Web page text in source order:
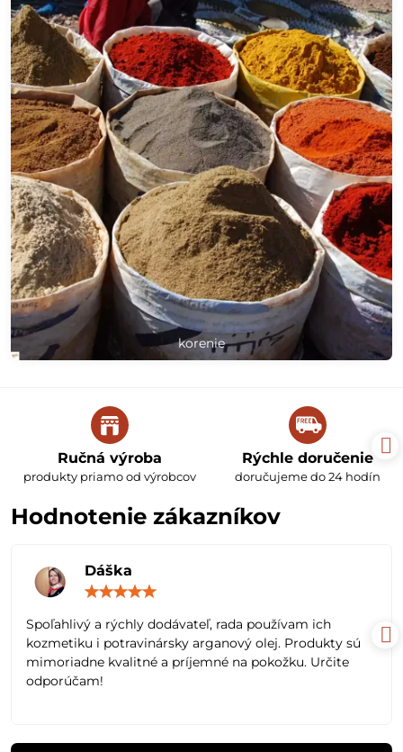
korenie
Ručná výroba
produkty priamo od výrobcov
Rýchle doručenie
doručujeme do 24 hodín
Hodnotenie zákazníkov
Dáška
5
Spoľahlivý a rýchly dodávateľ, rada používam ich
kozmetiku i potravinársky arganový olej. Produkty sú
mimoriadne kvalitné a príjemné na pokožku. Určite
odporúčam!